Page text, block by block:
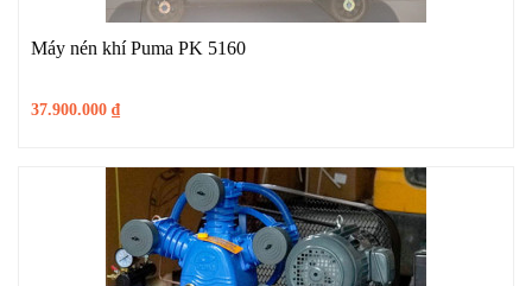
Máy nén khí Puma PK 5160
37.900.000 ₫